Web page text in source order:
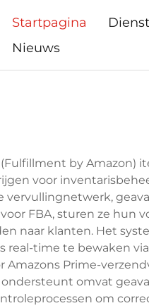
Startpagina
Nieuws
(Fulfillment by Amazon)
voor
vervullingnetwerk,
FBA, sturen ze hun
naar klanten. Het
real-time te bewaken
Amazons Prime-
ondersteunt omvat
om